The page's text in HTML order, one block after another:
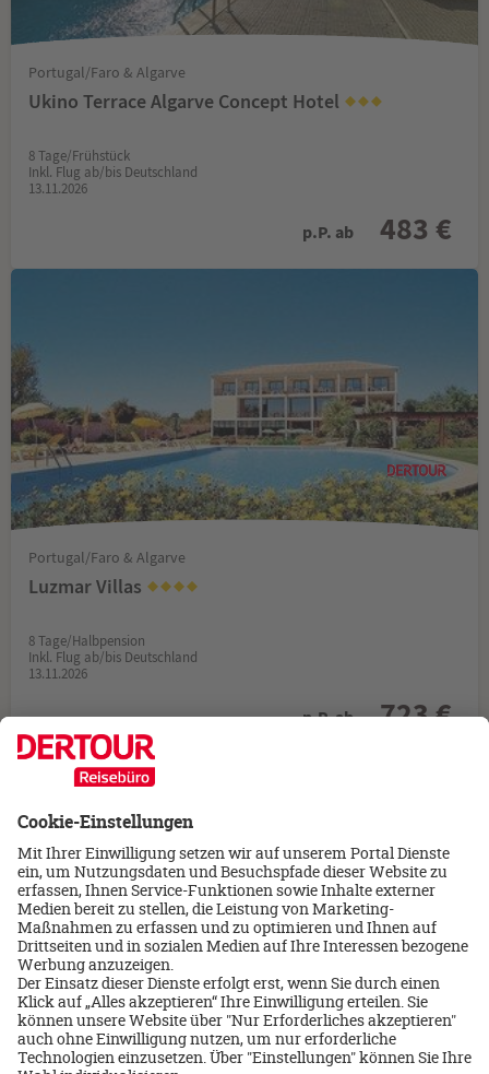
Portugal/Faro & Algarve
Ukino Terrace Algarve Concept Hotel
8 Tage/Frühstück
Inkl. Flug ab/bis Deutschland
13.11.2026
p.P. ab 483 €
Portugal/Faro & Algarve
Luzmar Villas
8 Tage/Halbpension
Inkl. Flug ab/bis Deutschland
13.11.2026
p.P. ab 723 €
Portugal/Porto